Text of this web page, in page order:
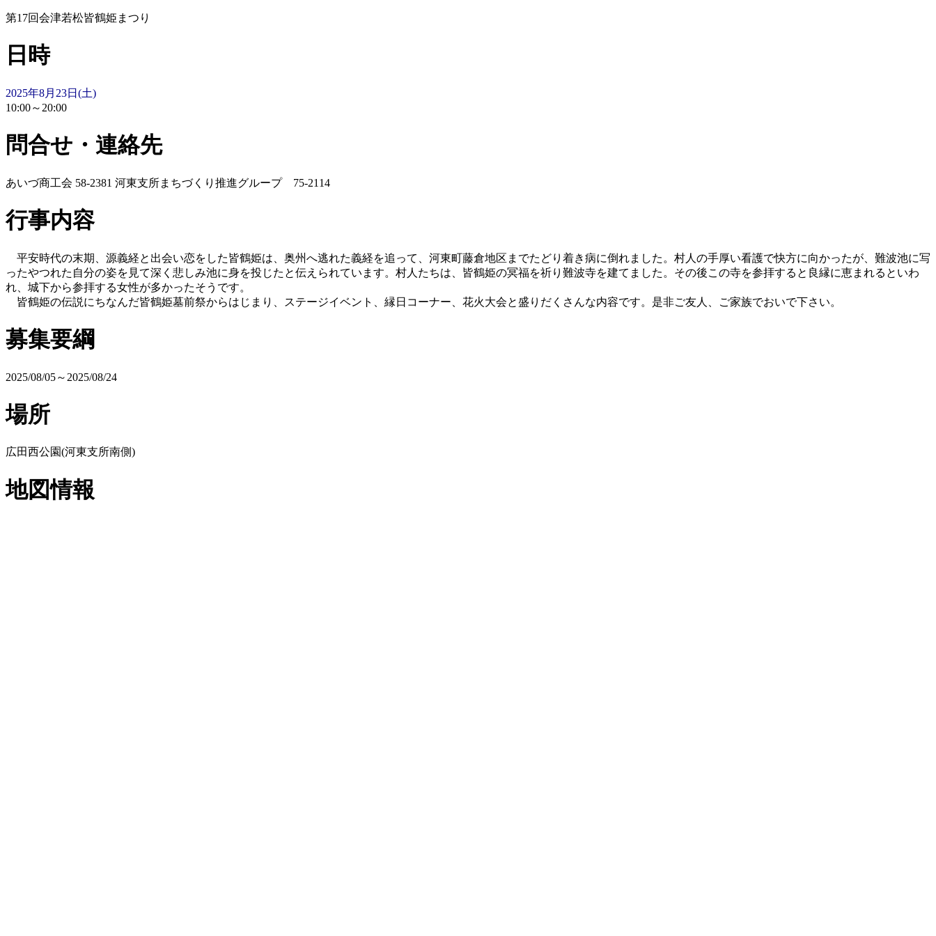
第17回会津若松皆鶴姫まつり
日時
2025年8月23日(土)
10:00～20:00
問合せ・連絡先
あいづ商工会 58-2381 河東支所まちづくり推進グループ 75-2114
行事内容
平安時代の末期、源義経と出会い恋をした皆鶴姫は、奥州へ逃れた義経を追って、河東町藤倉地区までたどり着き病に倒れました。村人の手厚い看護で快方に向かったが、難波池に写
ったやつれた自分の姿を見て深く悲しみ池に身を投じたと伝えられています。村人たちは、皆鶴姫の冥福を祈り難波寺を建てました。その後この寺を参拝すると良縁に恵まれるといわ
れ、城下から参拝する女性が多かったそうです。
皆鶴姫の伝説にちなんだ皆鶴姫墓前祭からはじまり、ステージイベント、縁日コーナー、花火大会と盛りだくさんな内容です。是非ご友人、ご家族でおいで下さい。
募集要綱
2025/08/05～2025/08/24
場所
広田西公園(河東支所南側)
地図情報